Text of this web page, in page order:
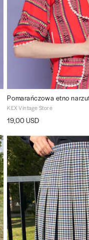
Pomarańczowa etno
KEX Vintage Store
19,00 USD